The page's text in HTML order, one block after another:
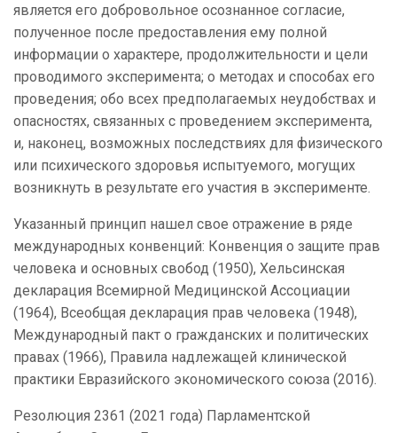
является его добровольное осознанное согласие,
полученное после предоставления ему полной
информации о характере, продолжительности и цели
проводимого эксперимента; о методах и способах его
проведения; обо всех предполагаемых неудобствах и
опасностях, связанных с проведением эксперимента,
и, наконец, возможных последствиях для физического
или психического здоровья испытуемого, могущих
возникнуть в результате его участия в эксперименте.
Указанный принцип нашел свое отражение в ряде
международных конвенций: Конвенция о защите прав
человека и основных свобод (1950), Хельсинская
декларация Всемирной Медицинской Ассоциации
(1964), Всеобщая декларация прав человека (1948),
Международный пакт о гражданских и политических
правах (1966), Правила надлежащей клинической
практики Евразийского экономического союза (2016).
Резолюция 2361 (2021 года) Парламентской